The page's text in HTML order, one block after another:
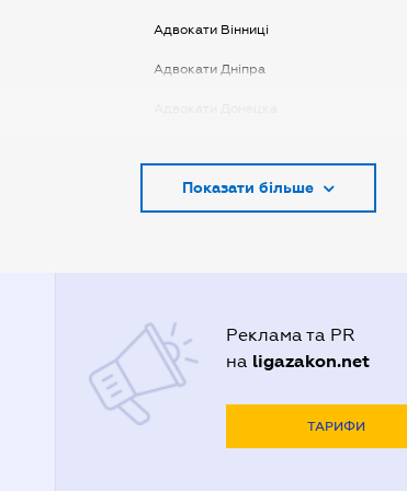
Адвокати Вінниці
Адвокати Дніпра
Адвокати Києва
Адвокати Полтави
Адвокати Харькова
Адвокаты Кривого Рогу
Показати більше
Реклама та PR
на ligazakon.net
ТАРИФИ